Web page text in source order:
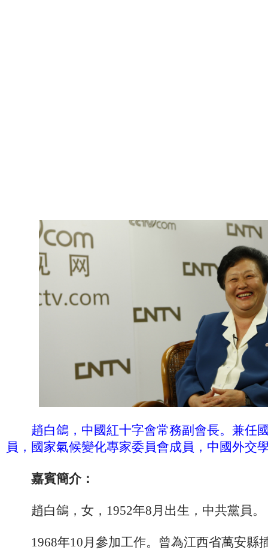
趙白鴿，中國紅十字會常務副會長。兼任
員，國家氣候變化專家委員會成員，中國外交
嘉賓簡介：
趙白鴿，女，1952年8月出生，中共黨員。
1968年10月參加工作。曾為江西省萬安縣